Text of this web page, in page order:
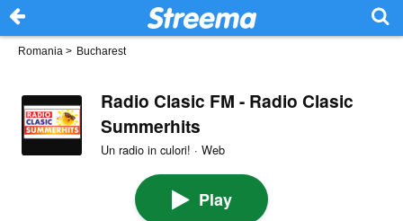
Romania > Bucharest
Radio Clasic FM - Radio Clasic
Summerhits
Un radio in culori! · Web
Play